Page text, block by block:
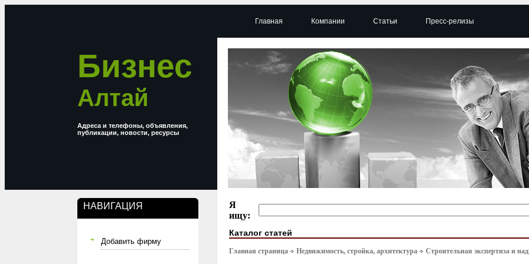
Бизнес
Алтай
Адреса и телефоны, объявления,
публикации, новости, ресурсы
НАВИГАЦИЯ
Добавить фирму
Главная Компании Статьи Пресс-релизы
Я
ищу:
Каталог статей
Главная страница Недвижимость, стройка, архитектура Строительная экспертиза и